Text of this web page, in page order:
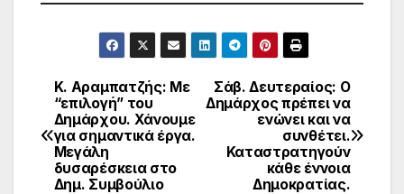
Πλοήγηση
άρθρων
Σάβ. Δευτεραίος: Ο
Δημάρχος πρέπει να
ενώνει και να
συνθέτει.
Καταστρατηγούν
κάθε έννοια
Δημοκρατίας.
Κ. Αραμπατζής: Με
“επιλογή” του
Δημάρχου. Χάνουμε
για σημαντικά έργα.
Μεγάλη
δυσαρέσκεια στο
Δημ. Συμβούλιο